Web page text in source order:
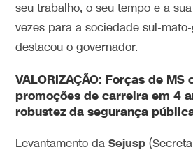
seu trabalho, o seu tempo e a
vezes para a sociedade sul-mato-
destacou o governador.
VALORIZAÇÃO: Forças de
promoções de carreira em 4
robustez da segurança
Levantamento daSejusp